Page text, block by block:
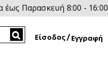
έως Παρασκευή 8:00 - 16:00
Είσοδος Εγγραφή